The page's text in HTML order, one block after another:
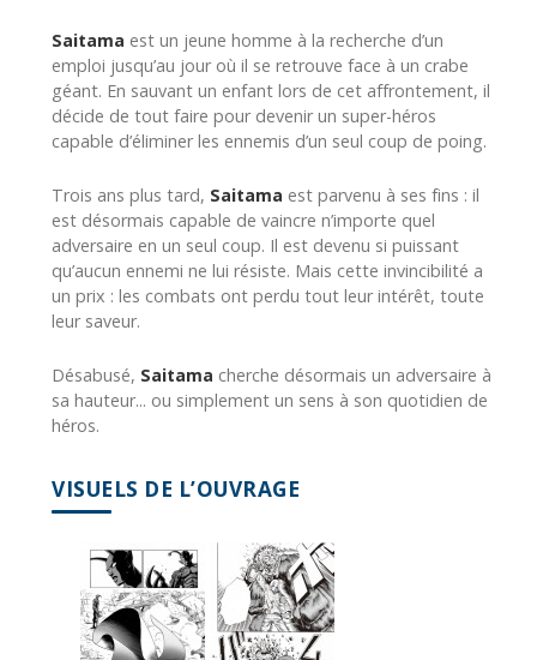
Saitama est un jeune homme à la recherche d’un
emploi jusqu’au jour où il se retrouve face à un crabe
géant. En sauvant un enfant lors de cet affrontement, il
décide de tout faire pour devenir un super-héros
capable d’éliminer les ennemis d’un seul coup de poing.
Trois ans plus tard, Saitama est parvenu à ses fins : il
est désormais capable de vaincre n’importe quel
adversaire en un seul coup. Il est devenu si puissant
qu’aucun ennemi ne lui résiste. Mais cette invincibilité a
un prix : les combats ont perdu tout leur intérêt, toute
leur saveur.
Désabusé, Saitama cherche désormais un adversaire à
sa hauteur... ou simplement un sens à son quotidien de
héros.
VISUELS DE L’OUVRAGE